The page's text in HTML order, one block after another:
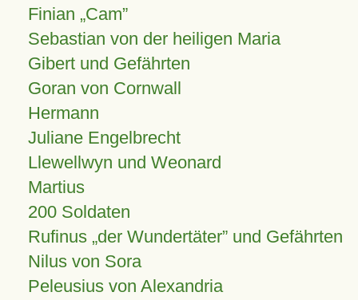
Finian Cam
Sebastian von der heiligen Maria
Gibert und Gefährten
Goran von Cornwall
Hermann
Juliane Engelbrecht
Llewellwyn und Weonard
Martius
200 Soldaten
Rufinus „der Wundertäter” und Gefährten
Nilus von Sora
Peleusius von Alexandria